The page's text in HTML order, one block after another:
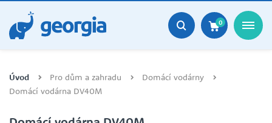
0
Úvod Pro dům a zahradu
Domácí vodárny
Domácí vodárna DV40M